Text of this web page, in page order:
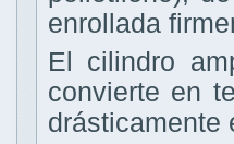
enrollada
El cilindro
convierte en
drásticamente